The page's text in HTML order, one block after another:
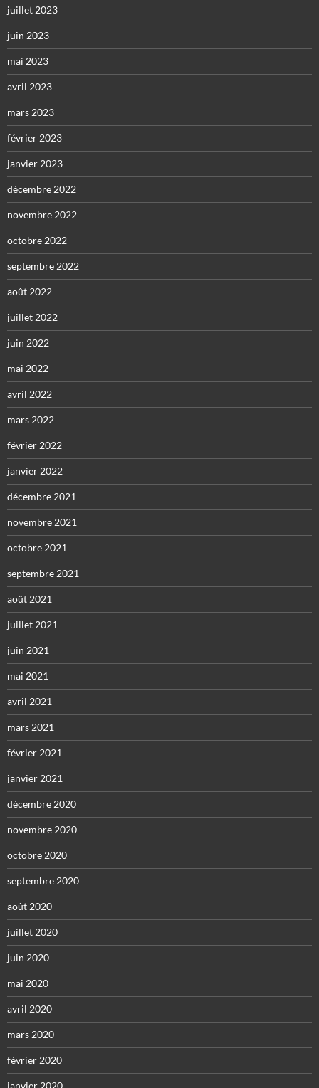
juillet 2023
juin 2023
mai 2023
avril 2023
mars 2023
février 2023
janvier 2023
décembre 2022
novembre 2022
octobre 2022
septembre 2022
août 2022
juillet 2022
juin 2022
mai 2022
avril 2022
mars 2022
février 2022
janvier 2022
décembre 2021
novembre 2021
octobre 2021
septembre 2021
août 2021
juillet 2021
juin 2021
mai 2021
avril 2021
mars 2021
février 2021
janvier 2021
décembre 2020
novembre 2020
octobre 2020
septembre 2020
août 2020
juillet 2020
juin 2020
mai 2020
avril 2020
mars 2020
février 2020
janvier 2020